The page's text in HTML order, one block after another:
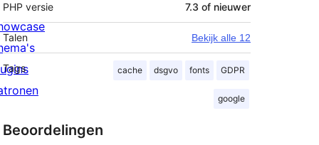
PHP versie 7.3 of nieuwer
Talen Bekijk alle 12
Tags cache dsgvo fonts GDPR
google
Beoordelingen